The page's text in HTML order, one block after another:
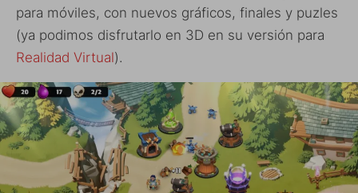
para móviles, con nuevos gráficos, finales y puzles
(ya podimos disfrutarlo en 3D en su versión para
Realidad Virtual).